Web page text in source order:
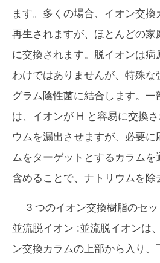
ます。多くの場合、イオン交
再生されますが、ほとんどの
に交換されます。脱イオンは病
わけではありませんが、特殊
グラム陰性菌に結合します。一
は、イオンが H と容易に交換
ウムを漏出させますが、必要に
ムをターゲットとするカラムを
含めることで、ナトリウムを除
3 つのイオン交換樹脂のセ
並流脱イオン :並流脱イオンは
ン交換カラムの上部から入り、